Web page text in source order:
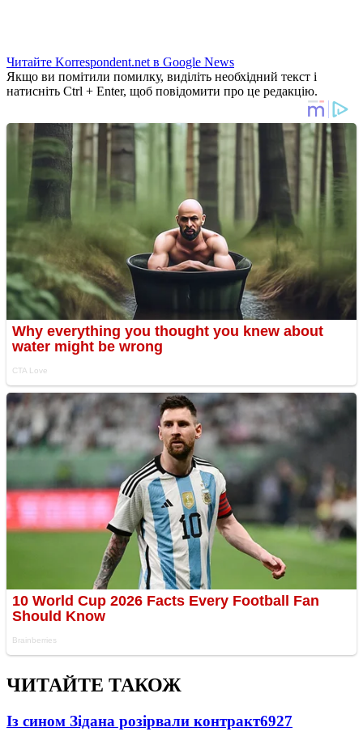
Читайте Korrespondent.net в Google News
Якщо ви помітили помилку, виділіть необхідний текст і
натисніть Ctrl + Enter, щоб повідомити про це редакцію.
ЧИТАЙТЕ ТАКОЖ
Із сином Зідана розірвали контракт6927